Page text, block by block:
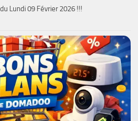
Lundi 09 Février 2026 !!!